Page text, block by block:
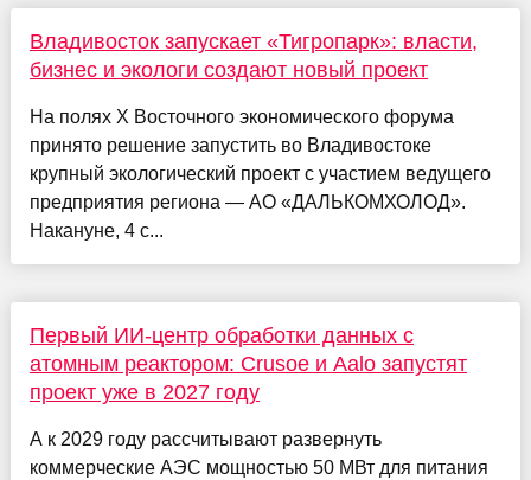
Владивосток запускает «Тигропарк»: власти,
бизнес и экологи создают новый проект
На полях X Восточного экономического форума
принято решение запустить во Владивостоке
крупный экологический проект с участием ведущего
предприятия региона — АО «ДАЛЬКОМХОЛОД».
Накануне, 4 с...
Первый ИИ-центр обработки данных с
атомным реактором: Crusoe и Aalo запустят
проект уже в 2027 году
А к 2029 году рассчитывают развернуть
коммерческие АЭС мощностью 50 МВт для питания